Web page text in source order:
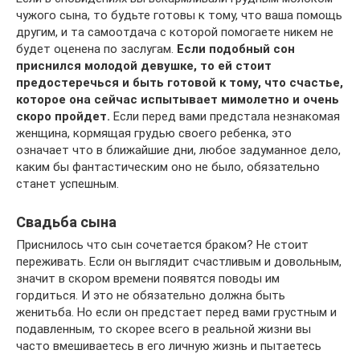
чужого сына, то будьте готовы к тому, что ваша помощь
другим, и та самоотдача с которой помогаете никем не
будет оценена по заслугам. Если подобный сон
приснился молодой девушке, то ей стоит
предостеречься и быть готовой к тому, что счастье,
которое она сейчас испытывает мимолетно и очень
скоро пройдет. Если перед вами предстала незнакомая
женщина, кормящая грудью своего ребенка, это
означает что в ближайшие дни, любое задуманное дело,
каким бы фантастическим оно не было, обязательно
станет успешным.
Свадьба сына
Приснилось что сын сочетается браком? Не стоит
переживать. Если он выглядит счастливым и довольным,
значит в скором времени появятся поводы им
гордиться. И это не обязательно должна быть
женитьба. Но если он предстает перед вами грустным и
подавленным, то скорее всего в реальной жизни вы
часто вмешиваетесь в его личную жизнь и пытаетесь